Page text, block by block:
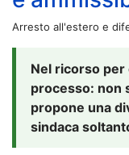
Arresto all'estero e
Nel ricorso per
processo: non
propone una
sindaca